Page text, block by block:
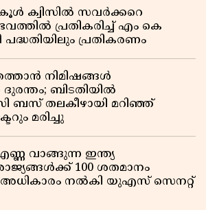
ക്വിസിൽ സവർക്കറെ
പ്രതികരിച്ച് എം കെ
പദ്ധതിയിലും പ്രതികരണം
നിമിഷങ്ങൾ
ബിടതിയിൽ
ബസ് തലകീഴായി മറിഞ്ഞ്
മരിച്ചു
വാങ്ങുന്ന ഇന്ത്യ
100 ശതമാനം
അധികാരം നൽകി യുഎസ് സെനറ്റ്